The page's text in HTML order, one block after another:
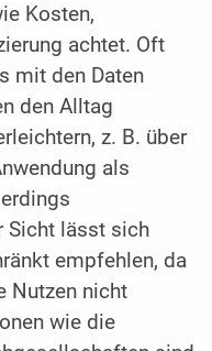
Kosten,
achtet. Oft
mit den Daten
den Alltag
z. B. über
als
Sicht lässt sich
empfehlen, da
Nutzen nicht
wie die